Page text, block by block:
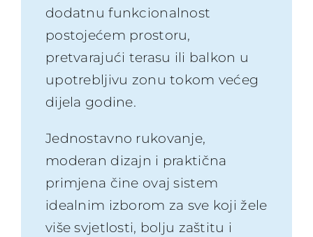
dodatnu funkcionalnost
postojećem prostoru,
pretvarajući terasu ili balkon u
upotrebljivu zonu tokom većeg
dijela godine.
Jednostavno rukovanje,
moderan dizajn i praktična
primjena čine ovaj sistem
idealnim izborom za sve koji žele
više svjetlosti, bolju zaštitu i